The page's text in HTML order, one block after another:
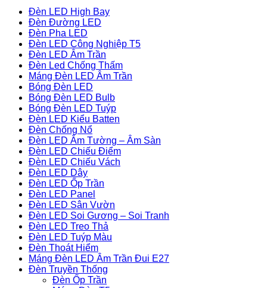
Đèn LED High Bay
Đèn Đường LED
Đèn Pha LED
Đèn LED Công Nghiệp T5
Đèn LED Âm Trần
Đèn Led Chống Thấm
Máng Đèn LED Âm Trần
Bóng Đèn LED
Bóng Đèn LED Bulb
Bóng Đèn LED Tuýp
Đèn LED Kiểu Batten
Đèn Chống Nổ
Đèn LED Âm Tường – Âm Sàn
Đèn LED Chiếu Điểm
Đèn LED Chiếu Vách
Đèn LED Dây
Đèn LED Ốp Trần
Đèn LED Panel
Đèn LED Sân Vườn
Đèn LED Soi Gương – Soi Tranh
Đèn LED Treo Thả
Đèn LED Tuýp Màu
Đèn Thoát Hiểm
Máng Đèn LED Âm Trần Đui E27
Đèn Truyền Thống
Đèn Ốp Trần